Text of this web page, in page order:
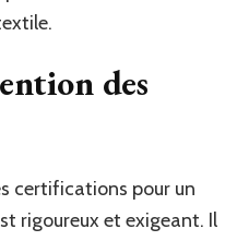
des
certifications pour un
rigoureux et exigeant. Il